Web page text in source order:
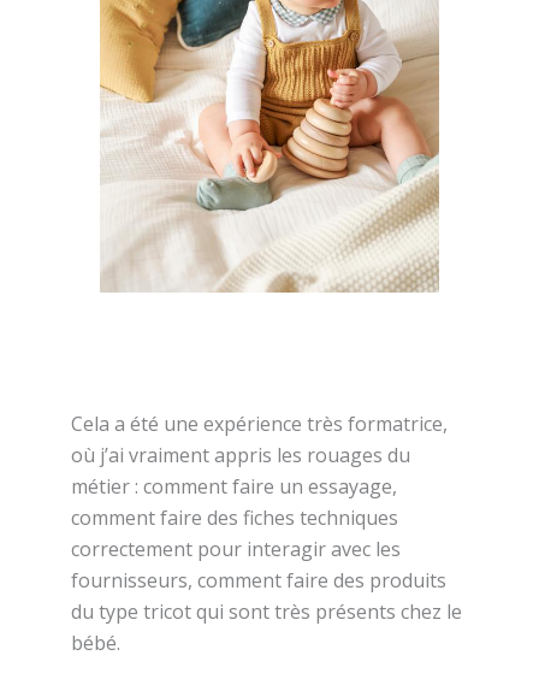
Cela a été une expérience très formatrice,
où j’ai vraiment appris les rouages du
métier : comment faire un essayage,
comment faire des fiches techniques
correctement pour interagir avec les
fournisseurs, comment faire des produits
du type tricot qui sont très présents chez le
bébé.